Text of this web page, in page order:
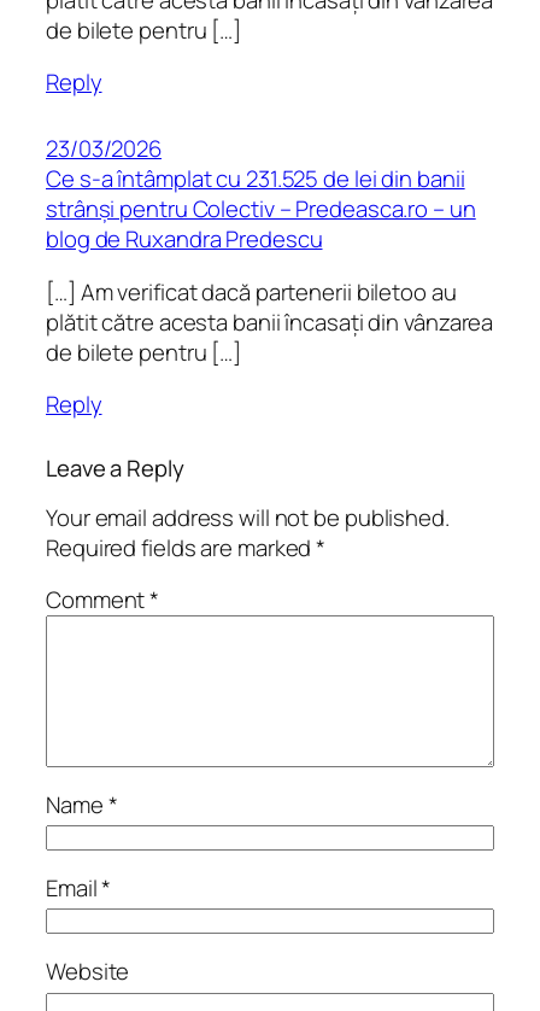
de bilete pentru […]
Reply
23/03/2026
Ce s-a întâmplat cu 231.525 de lei din banii
strânși pentru Colectiv – Predeasca.ro – un
blog de Ruxandra Predescu
[…] Am verificat dacă partenerii biletoo au
plătit către acesta banii încasați din vânzarea
de bilete pentru […]
Reply
Leave a Reply
Your email address will not be published.
Required fields are marked*
Comment*
Name*
Email*
Website